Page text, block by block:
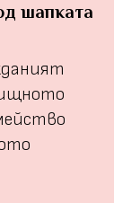
шапката